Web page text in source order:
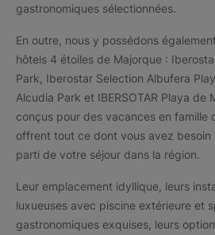
gastronomiques sélectionnées.
En outre, nous y possédons
hôtels 4 étoiles de Majorque :
Park, Iberostar Selection Albufera
Alcudia Park et IBERSOTAR Playa de
conçus pour des vacances en famille
offrent tout ce dont vous avez besoin
parti de votre séjour dans la région.
Leur emplacement idyllique, leurs
luxueuses avec piscine extérieure et
gastronomiques exquises, leurs